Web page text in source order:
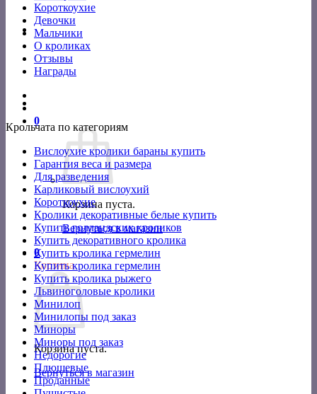
Короткоухие
Девочки
Мальчики
О кроликах
Отзывы
Награды
0
Корзина пуста.
Вернуться в магазин
0
Корзина
Корзина пуста.
Вернуться в магазин
Крольчата по категориям
Вислоухие кролики бараны купить
Гарантия веса и размера
Для разведения
Карликовый вислоухий
Короткоухие
Кролики декоративные белые купить
Купить голландских кроликов
Купить декоративного кролика
Купить кролика гермелин
Купить кролика гермелин
Купить кролика рыжего
Львиноголовые кролики
Минилоп
Минилопы под заказ
Миноры
Миноры под заказ
Недорогие
Плюшевые
Проданные